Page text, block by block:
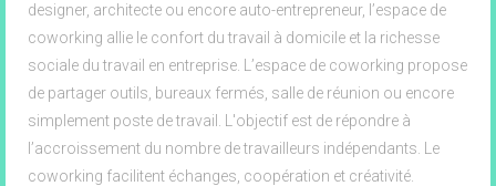
designer, architecte ou encore auto-entrepreneur, l’espace de
coworking allie le confort du travail à domicile et la richesse
sociale du travail en entreprise. L’espace de coworking propose
de partager outils, bureaux fermés, salle de réunion ou encore
simplement poste de travail. L'objectif est de répondre à
l’accroissement du nombre de travailleurs indépendants. Le
coworking facilitent échanges, coopération et créativité.